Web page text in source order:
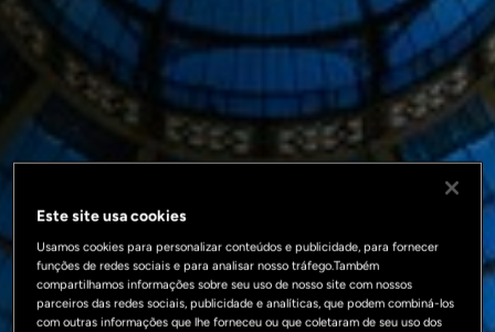
Este site usa cookies
Usamos cookies para personalizar conteúdos e publicidade, para fornecer
funções de redes sociais e para analisar nosso tráfego.Também
compartilhamos informações sobre seu uso de nosso site com nossos
parceiros das redes sociais, publicidade e analíticas, que podem combiná-los
com outras informações que lhe forneceu ou que coletaram de seu uso dos